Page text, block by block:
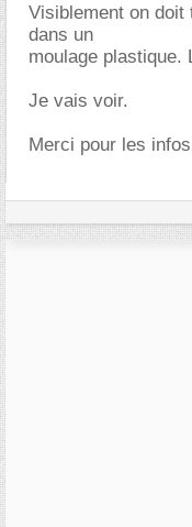
Visiblement on doit
dans un
moulage plastique.
Je vais voir.
Merci pour les